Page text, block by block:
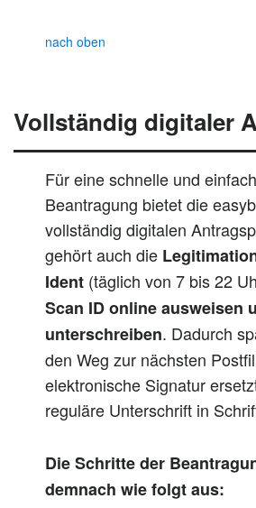
nach oben
Vollständig digitaler
Für eine schnelle und
Beantragung bietet die
vollständig digitalen
gehört auch die
Ident (täglich von 7 bis 22
Scan ID online ausweisen
unterschreiben. Dadurch
den Weg zur nächsten
elektronische Signatur
reguläre Unterschrift in
Die Schritte der
demnach wie folgt aus: